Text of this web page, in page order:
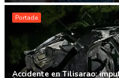
Portada
Accidente en Tilisarao: